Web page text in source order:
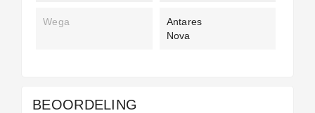
Wega
Antares
Nova
BEOORDELING